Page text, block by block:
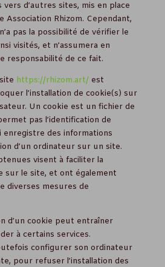
d’autres sites, mis en place
Association Rhizom. Cependant,
pas la possibilité de vérifier le
visités, et n’assumera en
responsabilité de ce fait.
https://rhizom.art/est
l’installation de cookie(s) sur
Un cookie est un fichier de
pas l’identification de
enregistre des informations
d’un ordinateur sur un site.
visent à faciliter la
sur le site, et ont également
diverses mesures de
d’un cookie peut entraîner
à certains services.
configurer son ordinateur
pour refuser l’installation des